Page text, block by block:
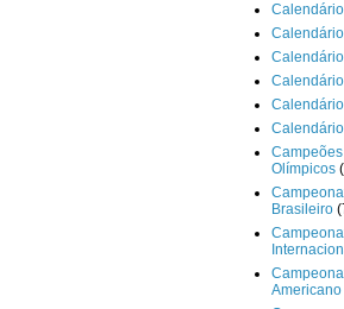
Olímpicos
Brasileiro
Americano